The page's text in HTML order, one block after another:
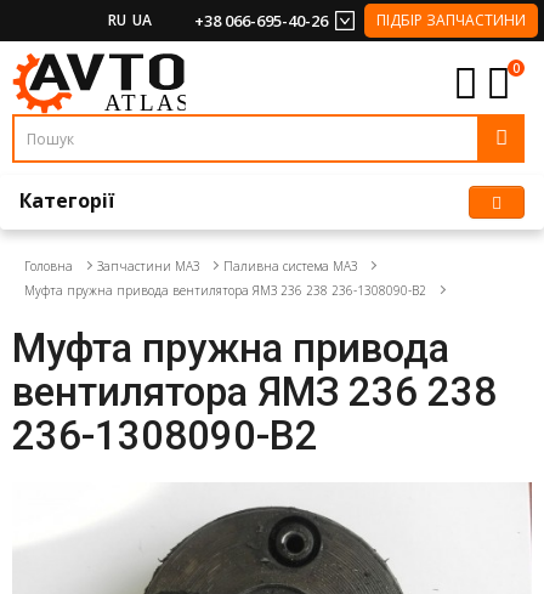
RU UA +38 066-695-40-26 ПІДБІР ЗАПЧАСТИНИ
0
Категорії
Головна Запчастини МАЗ
Паливна система МАЗ
Муфта пружна привода вентилятора ЯМЗ 236 238 236-1308090-В2
Муфта пружна привода
вентилятора ЯМЗ 236 238
236-1308090-В2